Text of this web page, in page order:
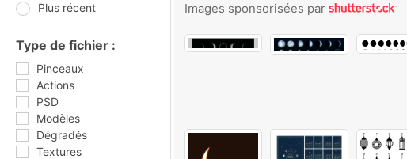
Plus récent
Type de fichier :
Pinceaux
Actions
PSD
Modèles
Dégradés
Textures
Images sponsorisées par